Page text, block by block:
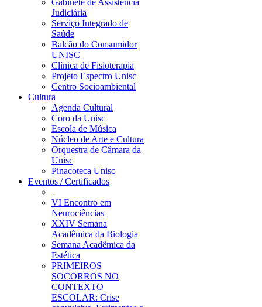
Gabinete de Assistência
Judiciária
Serviço Integrado de
Saúde
Balcão do Consumidor
UNISC
Clínica de Fisioterapia
Projeto Espectro Unisc
Centro Socioambiental
Cultura
Agenda Cultural
Coro da Unisc
Escola de Música
Núcleo de Arte e Cultura
Orquestra de Câmara da
Unisc
Pinacoteca Unisc
Eventos / Certificados
VI Encontro em
Neurociências
XXIV Semana
Acadêmica da Biologia
Semana Acadêmica da
Estética
PRIMEIROS
SOCORROS NO
CONTEXTO
ESCOLAR: Crise